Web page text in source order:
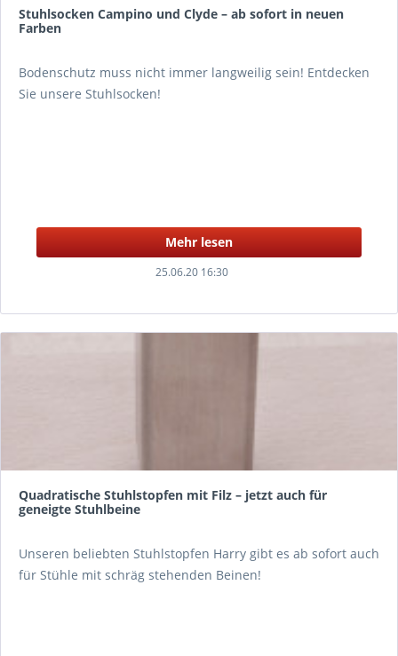
Stuhlsocken Campino und Clyde – ab sofort in neuen
Farben
Bodenschutz muss nicht immer langweilig sein! Entdecken
Sie unsere Stuhlsocken!
Mehr lesen
25.06.20 16:30
Quadratische Stuhlstopfen mit Filz – jetzt auch für
geneigte Stuhlbeine
Unseren beliebten Stuhlstopfen Harry gibt es ab sofort auch
für Stühle mit schräg stehenden Beinen!